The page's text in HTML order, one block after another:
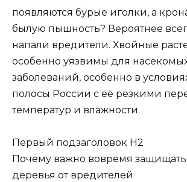
появляются бурые иголки, а
былую пышность? Вероятнее
напали вредители. Хвойные
особенно уязвимы для
заболеваний, особенно в
полосы России с её резкими
температур и влажности.
Первый подзаголовок H2
Почему важно вовремя
деревья от вредителей